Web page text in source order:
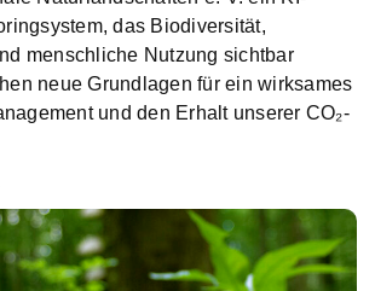
das Biodiversität,
menschliche Nutzung sichtbar
neue Grundlagen für ein wirksames
und den Erhalt unserer CO₂-